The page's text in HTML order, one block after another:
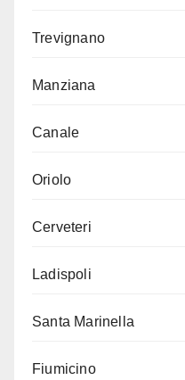
Trevignano
Manziana
Canale
Oriolo
Cerveteri
Ladispoli
Santa Marinella
Fiumicino